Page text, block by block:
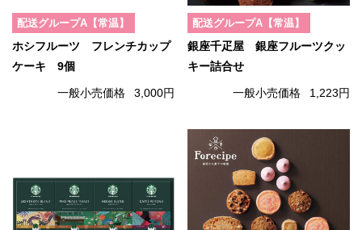
配送グループA【常温】
ホシフルーツ フレンチカップ
ケーキ 9個
一般小売価格 3,000円
配送グループA【常温】
銀座千疋屋 銀座フルーツクッ
キー詰合せ
一般小売価格 1,223円